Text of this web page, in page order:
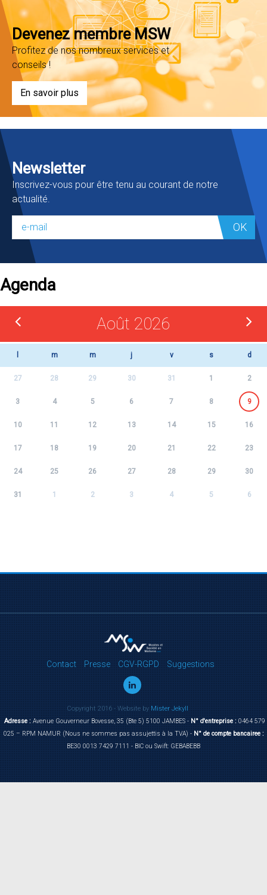
Devenez membre MSW
Profitez de nos nombreux services et
conseils !
En savoir plus
Newsletter
Inscrivez-vous pour être tenu au courant de notre
actualité.
OK
Agenda
Août 2026
m m j v s d
27 28 29 30 31 1 2
3 4 5 6 7 8 9
10 11 12 13 14 15 16
17 18 19 20 21 22 23
24 25 26 27 28 29 30
31 1 2 3 4 5 6
Contact Presse CGV-RGPD Suggestions
Copyright 2016 - Website byMister Jekyll
Adresse :Avenue Gouverneur Bovesse, 35 (Bte 5) 5100 JAMBES -N° d'entreprise :0464 579
025 – RPM NAMUR (Nous ne sommes pas assujettis à la TVA) -N° de compte bancairee :
BE30 0013 7429 7111 - BIC ou Swift: GEBABEBB